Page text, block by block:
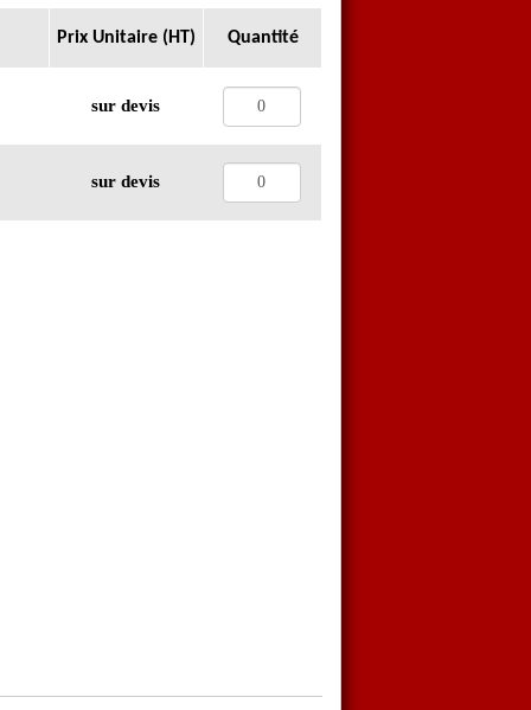
Fabrication Française
Prix Unitaire (HT) Quantité
sur devis
sur devis